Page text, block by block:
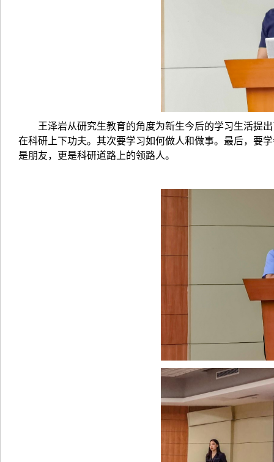
王泽岩从研究生教育的角度为新生今后的学习生活提
在科研上下功夫。其次要学习如何做人和做事。最后，要
是朋友，更是科研道路上的领路人。